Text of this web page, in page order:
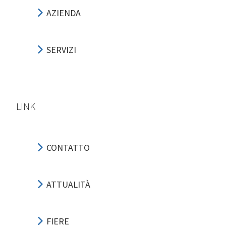
AZIENDA
SERVIZI
LINK
CONTATTO
ATTUALITÀ
FIERE